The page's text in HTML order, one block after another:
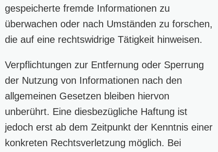
gespeicherte fremde Informationen zu
überwachen oder nach Umständen zu forschen,
die auf eine rechtswidrige Tätigkeit hinweisen.
Verpflichtungen zur Entfernung oder Sperrung
der Nutzung von Informationen nach den
allgemeinen Gesetzen bleiben hiervon
unberührt. Eine diesbezügliche Haftung ist
jedoch erst ab dem Zeitpunkt der Kenntnis einer
konkreten Rechtsverletzung möglich. Bei